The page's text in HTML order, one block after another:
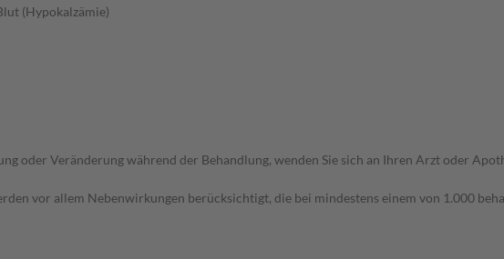
(Hypokalzämie)
oder Veränderung während der Behandlung, wenden Sie sich an Ihren Arzt oder
vor allem Nebenwirkungen berücksichtigt, die bei mindestens einem von 1.000